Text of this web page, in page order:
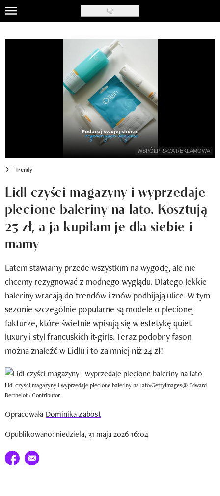
Skip
to
main
Newsy
Newsletter
Wizaz Summer Influ School
Mój profil / Zarejestruj się
WSPÓŁPRACA REKLAMOWA
Trendy
Lidl czyści magazyny i wyprzedaje
plecione baleriny na lato. Kosztują
23 zł, a ja kupiłam je dla siebie i
mamy
Latem stawiamy przede wszystkim na wygodę, ale nie
chcemy rezygnować z modnego wyglądu. Dlatego lekkie
baleriny wracają do trendów i znów podbijają ulice. W tym
sezonie szczególnie popularne są modele o plecionej
fakturze, które świetnie wpisują się w estetykę quiet
luxury i styl francuskich it-girls. Teraz podobny fason
można znaleźć w Lidlu i to za mniej niż 24 zł!
Lidl czyści magazyny i wyprzedaje plecione baleriny na lato/GettyImages@ Edward
Berthelot / Contributor
Opracowała Dominika Zabost
Opublikowano: niedziela, 31 maja 2026 16:04
Udostępnij na facebook
E-mail do przyjaciela